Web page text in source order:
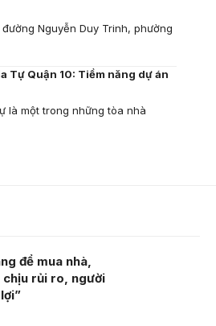
Nguyễn Duy Trinh, phường
Tự Quận 10: Tiềm năng dự án
là một trong những tòa nhà
để mua nhà,
chịu rủi ro, người